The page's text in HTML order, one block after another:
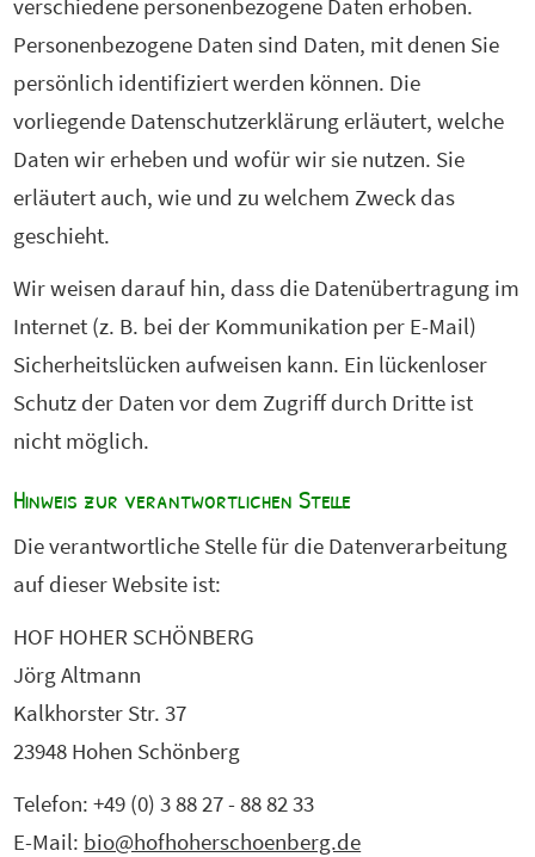
Personenbezogene Daten sind Daten, mit denen Sie
persönlich identifiziert werden können. Die
vorliegende Datenschutzerklärung erläutert, welche
Daten wir erheben und wofür wir sie nutzen. Sie
erläutert auch, wie und zu welchem Zweck das
geschieht.
Wir weisen darauf hin, dass die Datenübertragung im
Internet (z. B. bei der Kommunikation per E-Mail)
Sicherheitslücken aufweisen kann. Ein lückenloser
Schutz der Daten vor dem Zugriff durch Dritte ist
nicht möglich.
Hinweis zur verantwortlichen Stelle
Die verantwortliche Stelle für die Datenverarbeitung
auf dieser Website ist:
HOF HOHER SCHÖNBERG
Jörg Altmann
Kalkhorster Str. 37
23948 Hohen Schönberg
Telefon: +49 (0) 3 88 27 - 88 82 33
E-Mail: bio@hofhoherschoenberg.de